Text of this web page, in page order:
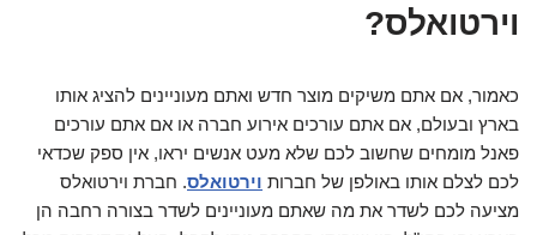
וירטואלס?​
כאמור, אם אתם משיקים מוצר חדש ואתם מעוניינים להציג אותו
בארץ ובעולם, אם אתם עורכים אירוע חברה או אם אתם עורכים
פאנל מומחים שחשוב לכם שלא מעט אנשים יראו, אין ספק שכדאי
לכם לצלם אותו באולפן של חברות וירטואלס. חברת וירטואלס
מציעה לכם לשדר את מה שאתם מעוניינים לשדר בצורה רחבה הן